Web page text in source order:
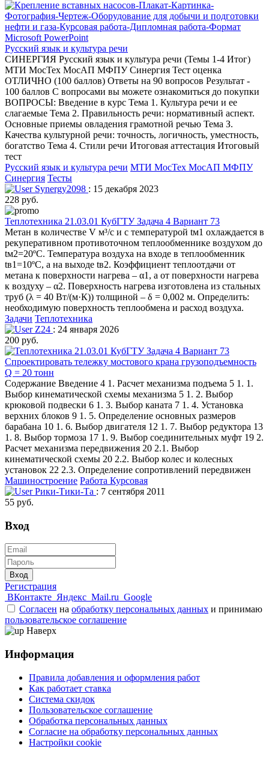
Русский язык и культура речи
СИНЕРГИЯ Русский язык и культура речи (Темы 1-4 Итог)
МТИ МосТех МосАП МФПУ Синергия Тест оценка
ОТЛИЧНО (100 баллов) Ответы на 90 вопросов Результат -
100 баллов С вопросами вы можете ознакомиться до покупки
ВОПРОСЫ: Введение в курс Тема 1. Культура речи и ее
слагаемые Тема 2. Правильность речи: нормативный аспект.
Основные приемы овладения грамотной речью Тема З.
Качества культурной речи: точность, логичность, уместность,
богатство Тема 4. Стили речи Итоговая аттестация Итоговый
тест
Русский язык и культура речи МТИ МосТех МосАП МФПУ
Синергия Тесты
Synergy2098 : 15 декабря 2023
228 руб.
Теплотехника 21.03.01 КубГТУ Задача 4 Вариант 73
Метан в количестве V м³/с и с температурой tм1 охлаждается в
рекуперативном противоточном теплообменнике воздухом до
tм2=20ºС. Температура воздуха на входе в теплообменник
tв1=10ºС, а на выходе tв2. Коэффициент теплоотдачи от
метана к поверхности нагрева – α1, а от поверхности нагрева
к воздуху – α2. Поверхность нагрева изготовлена из стальных
труб (λ = 40 Вт/(м·К)) толщиной – δ = 0,002 м. Определить:
необходимую поверхность теплообмена и расход воздуха.
Задачи Теплотехника
Z24 : 24 января 2026
200 руб.
Спроектировать тележку мостового крана грузоподъемность
Q = 20 тонн
Содержание Введение 4 1. Расчет механизма подъема 5 1. 1.
Выбор кинематической схемы механизма 5 1. 2. Выбор
крюковой подвески 6 1. 3. Выбор каната 7 1. 4. Установка
верхних блоков 9 1. 5. Определение основных размеров
барабана 10 1. 6. Выбор двигателя 12 1. 7. Выбор редуктора 13
1. 8. Выбор тормоза 17 1. 9. Выбор соединительных муфт 19 2.
Расчет механизма передвижения 20 2.1. Выбор
кинематической схемы 20 2.2. Выбор колес и колесных
установок 22 2.3. Определение сопротивлений передвижен
Машиностроение Работа Курсовая
Рики-Тики-Та : 7 сентября 2011
55 руб.
Вход
Вход
Регистрация
ВКонтакте Яндекс Mail.ru Google
Согласен на обработку персональных данных и принимаю
пользовательское соглашение
Наверх
Информация
Правила добавления и оформления работ
Как работает ставка
Система скидок
Пользовательское соглашение
Обработка персональных данных
Согласие на обработку персональных данных
Настройки cookie